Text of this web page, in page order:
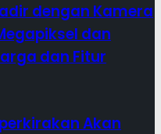
dengan Kamera
dan
dan Fitur
Akan